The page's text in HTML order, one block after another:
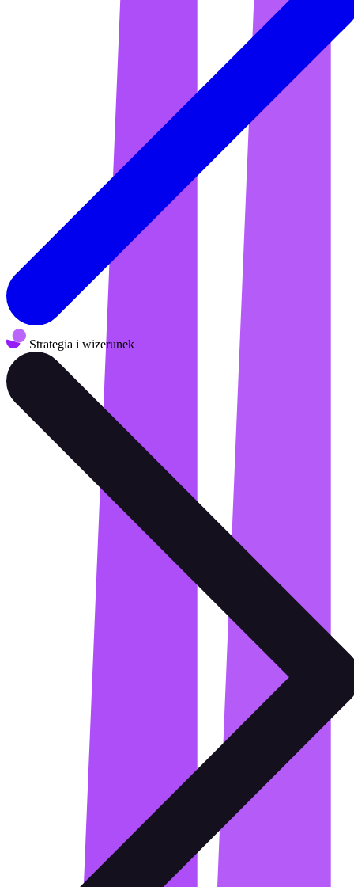
Strategia i wizerunek